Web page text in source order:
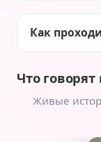
Как
Что
Живые